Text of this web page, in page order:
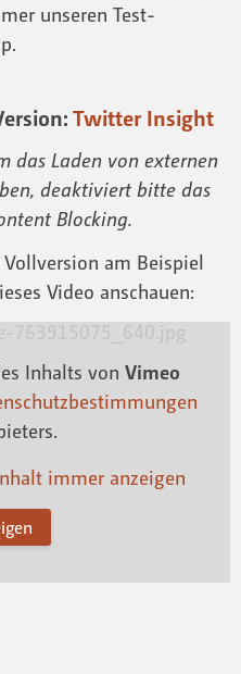
unseren Test-
Twitter Insight
das Laden von externen
deaktiviert bitte das
Blocking.
am Beispiel
Video anschauen:
Inhalts von Vimeo
immer anzeigen